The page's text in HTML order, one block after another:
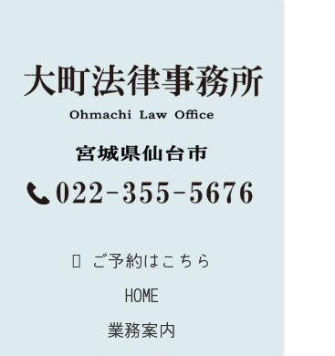
ご予約はこちら
HOME
業務案内